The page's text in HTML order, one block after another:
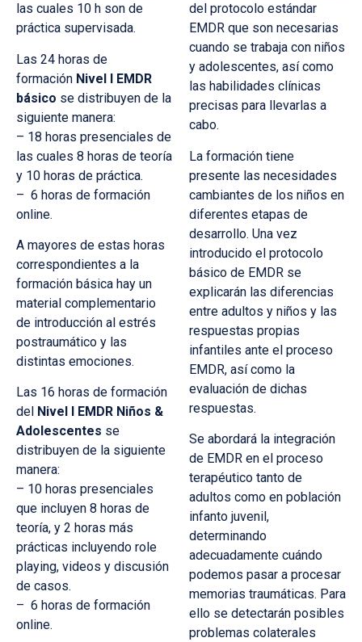
las cuales 10 h son de
práctica supervisada.
Las 24 horas de
formación Nivel I EMDR
básico se distribuyen de la
siguiente manera:
– 18 horas presenciales de
las cuales 8 horas de teoría
y 10 horas de práctica.
– 6 horas de formación
online.
A mayores de estas horas
correspondientes a la
formación básica hay un
material complementario
de introducción al estrés
postraumático y las
distintas emociones.
Las 16 horas de formación
del Nivel I EMDR Niños &
Adolescentes se
distribuyen de la siguiente
manera:
– 10 horas presenciales
que incluyen 8 horas de
teoría, y 2 horas más
prácticas incluyendo role
playing, videos y discusión
de casos.
– 6 horas de formación
online.
del protocolo estándar
EMDR que son necesarias
cuando se trabaja con niños
y adolescentes, así como
las habilidades clínicas
precisas para llevarlas a
cabo.
La formación tiene
presente las necesidades
cambiantes de los niños en
diferentes etapas de
desarrollo. Una vez
introducido el protocolo
básico de EMDR se
explicarán las diferencias
entre adultos y niños y las
respuestas propias
infantiles ante el proceso
EMDR, así como la
evaluación de dichas
respuestas.
Se abordará la integración
de EMDR en el proceso
terapéutico tanto de
adultos como en población
infanto juvenil,
determinando
adecuadamente cuándo
podemos pasar a procesar
memorias traumáticas. Para
ello se detectarán posibles
problemas colaterales